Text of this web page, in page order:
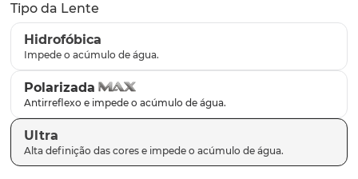
Tipo da Lente
Hidrofóbica
Polarizada
Ultra